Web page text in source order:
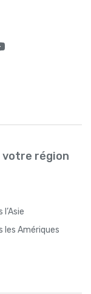
votre région
l’Asie
les Amériques